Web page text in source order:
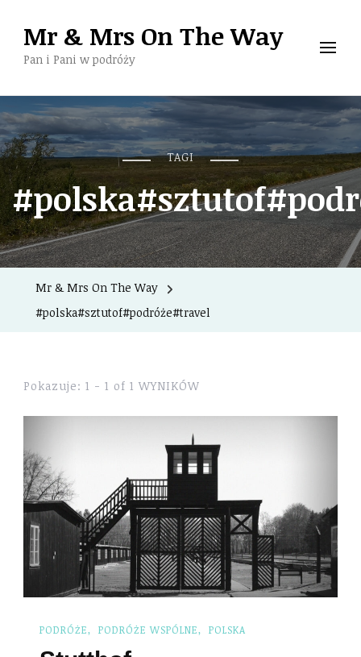
Mr & Mrs On The Way
Pan i Pani w podróży
TAGI
Mr & Mrs On The Way
#polska#sztutof#podróże#travel
Pokazuje: 1 - 1 of 1 WYNIKÓW
PODRÓŻE PODRÓŻE WSPÓLNE POLSKA